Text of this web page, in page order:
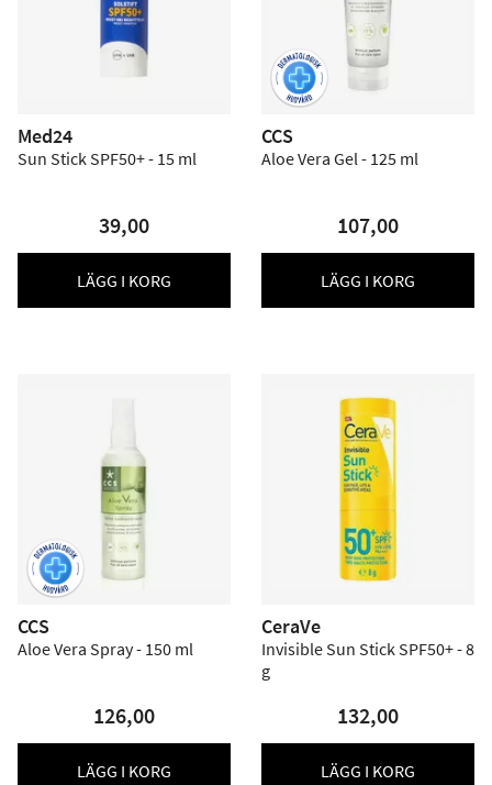
Med24
Sun Stick SPF50+ - 15 ml
39,00
LÄGG I KORG
CCS
Aloe Vera Gel - 125 ml
107,00
LÄGG I KORG
CCS
Aloe Vera Spray - 150 ml
126,00
LÄGG I KORG
CeraVe
Invisible Sun Stick SPF50+ - 8
g
132,00
LÄGG I KORG